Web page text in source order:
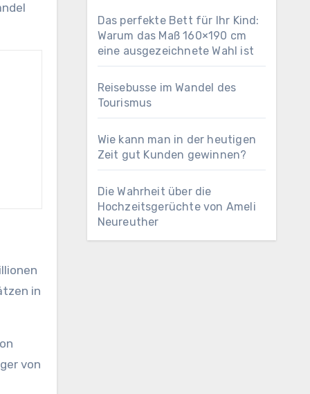
in
von
Das perfekte Bett für Ihr Kind:
Warum das Maß 160×190 cm
eine ausgezeichnete Wahl ist
Reisebusse im Wandel des
Tourismus
Wie kann man in der heutigen
Zeit gut Kunden gewinnen?
Die Wahrheit über die
Hochzeitsgerüchte von Ameli
Neureuther